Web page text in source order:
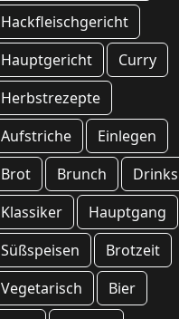
Hackfleischgericht
Hauptgericht
Curry
Herbstrezepte
Aufstriche
Einlegen
Brot
Brunch
Drinks
Klassiker
Hauptgang
Süßspeisen
Brotzeit
Vegetarisch
Bier